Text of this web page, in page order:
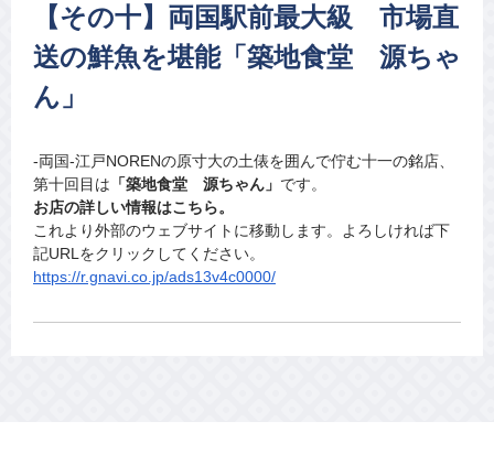
【その十】両国駅前最大級 市場直
送の鮮魚を堪能「築地食堂 源ちゃ
ん」
-両国-江戸NORENの原寸大の土俵を囲んで佇む十一の銘店、
第十回目は 「築地食堂 源ちゃん」 です。
お店の詳しい情報はこちら。
これより外部のウェブサイトに移動します。よろしければ下
記URLをクリックしてください。
https://r.gnavi.co.jp/ads13v4c0000/